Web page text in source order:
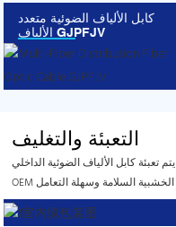
كابل الألياف الضوئية متعدد
الألياف GJPFJV
التعبئة والتغليف
يتم تعبئة كابل الألياف الضوئية الداخلي GJPFJV على بكرات خشبية. نحن نقدم خدمات